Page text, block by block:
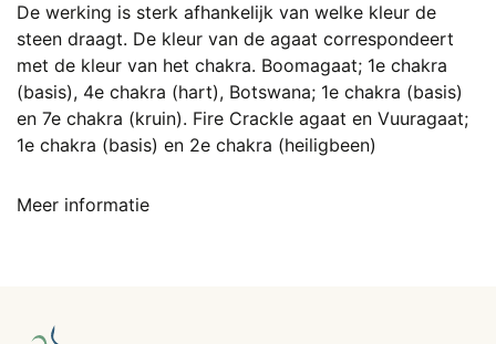
De werking is sterk afhankelijk van welke kleur de
steen draagt. De kleur van de agaat correspondeert
met de kleur van het chakra. Boomagaat; 1e chakra
(basis), 4e chakra (hart), Botswana; 1e chakra (basis)
en 7e chakra (kruin). Fire Crackle agaat en Vuuragaat;
1e chakra (basis) en 2e chakra (heiligbeen)
Meer informatie